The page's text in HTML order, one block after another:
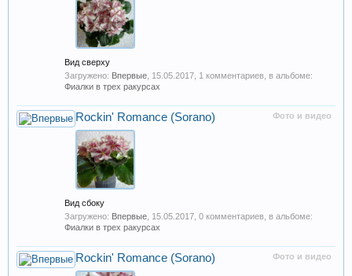
Вид сверху
Загружено: Впервые 15.05.2017 , 1 комментариев, в альбоме:
Фиалки в трех ракурсах
Фото и видео
Rockin' Romance (Sorano)
Вид сбоку
Загружено: Впервые 15.05.2017 , 0 комментариев, в альбоме:
Фиалки в трех ракурсах
Фото и видео
Rockin' Romance (Sorano)